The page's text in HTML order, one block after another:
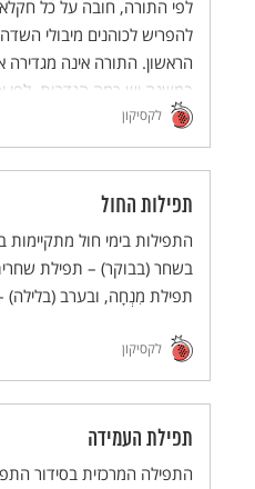
לפי התורה, חובה על כל
להפריש לכוהנים מיבולי
הראשון. התורה אינה
במשנה יש כמה הגדרות, לפי
של החקלאי.
לקסיקון
תפילות החול
התפילות בימי חול מתקיימות
בשחר (בבוקר) – תפילת
תפילת מִנְחָה, ובערב (בלילה)
לקסיקון
תפילת העמידה
התפילה המרכזית בסידור